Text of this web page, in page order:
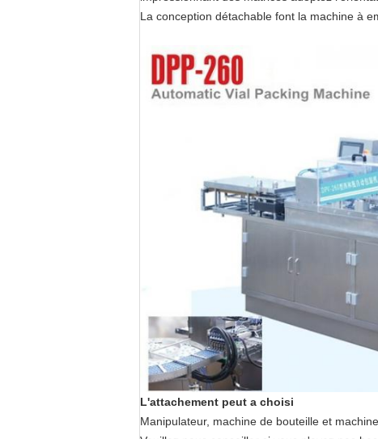
La conception détachable font la machine à
L'attachement peut a choisi
Manipulateur, machine de bouteille et